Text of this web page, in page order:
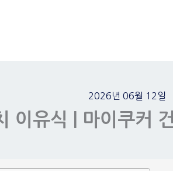
2026년 06월 12일
이유식 | 마이쿠커